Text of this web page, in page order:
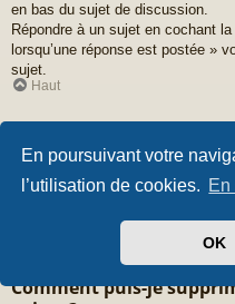
En poursuivant votre
l’utilisation de cookies.
OK
en bas du sujet de discussion.
Répondre à un sujet en cochant
lorsqu’une réponse est postée »
sujet.
Haut
Comment surveiller des
Pour surveiller un forum en
Comment puis-je